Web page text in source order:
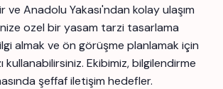
ve Anadolu Yakası'ndan kolay ulaşım
ozel bir yasam tarzi tasarlama
almak ve ön görüşme planlamak için
kullanabilirsiniz. Ekibimiz, bilgilendirme
şeffaf iletişim hedefler.